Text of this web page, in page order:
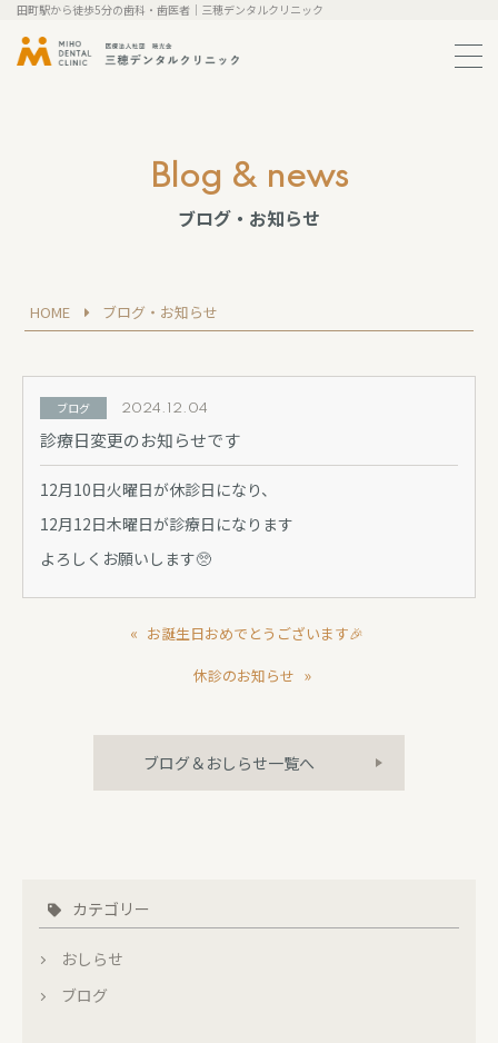
田町駅から徒歩5分の歯科・歯医者｜三穂デンタルクリニック
blog & news
ブログ・お知らせ
HOME ブログ・お知らせ
ブログ 2024.12.04
診療日変更のお知らせです
12月10日火曜日が休診日になり、
12月12日木曜日が診療日になります
よろしくお願いします🥺
« お誕生日おめでとうございます🎉
休診のお知らせ »
ブログ＆おしらせ一覧へ
カテゴリー
おしらせ
ブログ